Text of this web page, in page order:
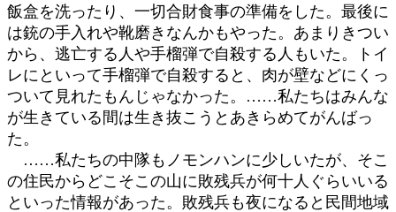
飯盒を洗ったり、一切合財食事の準備をした。最後に
は銃の手入れや靴磨きなんかもやった。あまりきつい
から、逃亡する人や手榴弾で自殺する人もいた。トイ
レにといって手榴弾で自殺すると、肉が壁などにくっ
ついて見れたもんじゃなかった。……私たちはみんな
が生きている間は生き抜こうとあきらめてがんばっ
た。
……私たちの中隊もノモンハンに少しいたが、そこ
の住民からどこそこの山に敗残兵が何十人ぐらいいる
といった情報があった。敗残兵も夜になると民間地域